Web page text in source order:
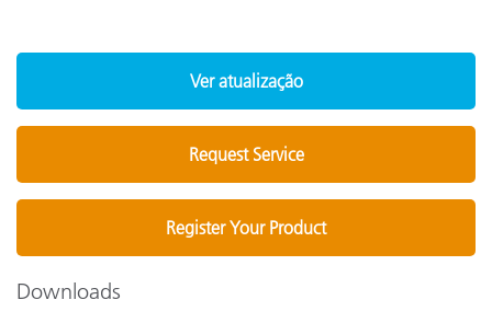
Ver atualização
Request Service
Register Your Product
Downloads